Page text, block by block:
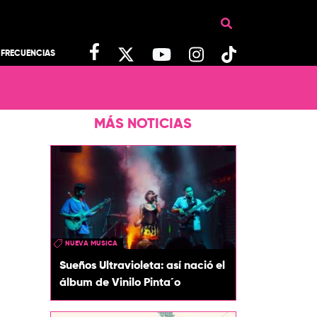
FRECUENCIAS
MÁS NOTICIAS
NUEVA MUSICA
Sueños Ultravioleta: así nació el
álbum de Vinilo Pinta´o